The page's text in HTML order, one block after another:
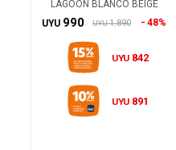
LAGOON BLANCO BEIGE
UYU 990 UYU 1.890 48%
UYU 842
UYU 891